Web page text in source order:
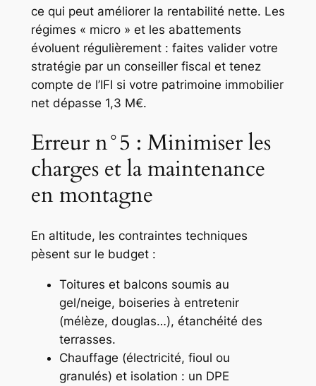
ce qui peut améliorer la rentabilité nette. Les
régimes « micro » et les abattements
évoluent régulièrement : faites valider votre
stratégie par un conseiller fiscal et tenez
compte de l’IFI si votre patrimoine immobilier
net dépasse 1,3 M€.
Erreur n°5 : Minimiser les
charges et la maintenance
en montagne
En altitude, les contraintes techniques
pèsent sur le budget :
Toitures et balcons soumis au
gel/neige, boiseries à entretenir
(mélèze, douglas…), étanchéité des
terrasses.
Chauffage (électricité, fioul ou
granulés) et isolation : un DPE